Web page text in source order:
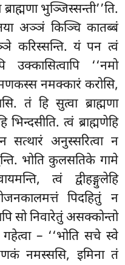
भुञ्जिस्सन्ती’’ति.
अञ्ञं किञ्चि कातब्बं
करिस्सन्ति. यं पन त्वं
उक्कासित्वापि ‘‘नमो
नमक्कारं करोसि,
तं हि सुत्वा ब्राह्मणा
भिन्दसीति. त्वं ब्राह्मणेहि
अनुस्सरित्वा न
भोति कुलसतिके गामे
त्वं द्वीहङ्गुलेहि
पिदहितुं न
सो निवारेतुं असक्कोन्तो
गहेत्वा – ‘‘भोति सचे स्वे
नमस्ससि, इमिना तं